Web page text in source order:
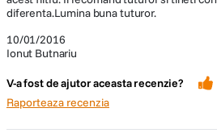
10/01/2016
Ionut Butnariu
diferenta.Lumina buna tuturor.
V-a fost de ajutor aceasta recenzie?
Raporteaza recenzia